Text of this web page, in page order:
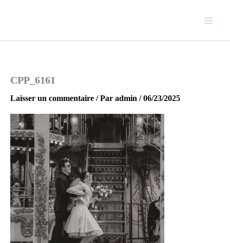
CPP_6161
Laisser un commentaire / Par admin /06/23/2025